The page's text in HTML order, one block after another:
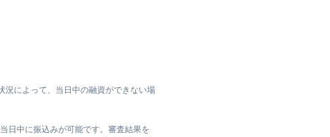
況によって、当日中の融資ができない場
日中に振込みが可能です。審査結果を